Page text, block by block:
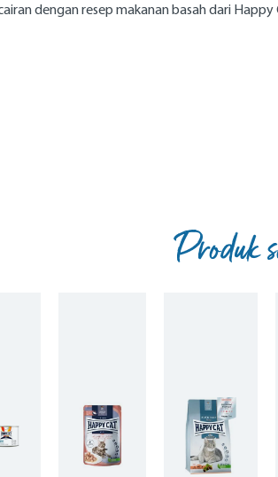
dengan resep makanan basah dari Happy
Produk